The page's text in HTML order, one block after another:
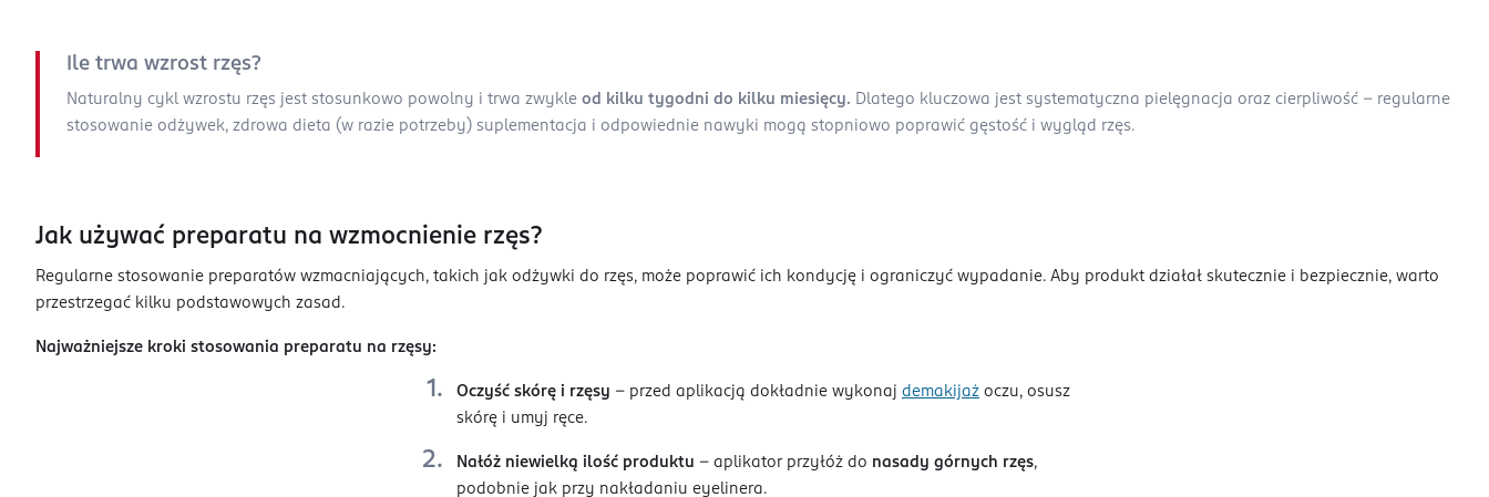
Ile trwa wzrost rzęs?
Naturalny cykl wzrostu rzęs jest stosunkowo powolny i trwa zwykle od kilku tygodni do kilku miesięcy. Dlatego kluczowa jest systematyczna pielęgnacja oraz cierpliwość – regularne
stosowanie odżywek, zdrowa dieta (w razie potrzeby) suplementacja i odpowiednie nawyki mogą stopniowo poprawić gęstość i wygląd rzęs.
Jak używać preparatu na wzmocnienie rzęs?
Regularne stosowanie preparatów wzmacniających, takich jak odżywki do rzęs, może poprawić ich kondycję i ograniczyć wypadanie. Aby produkt działał skutecznie i bezpiecznie, warto
przestrzegać kilku podstawowych zasad.
Najważniejsze kroki stosowania preparatu na rzęsy:
Oczyść skórę i rzęsy – przed aplikacją dokładnie wykonaj demakijaż oczu, osusz
skórę i umyj ręce.
Nałóż niewielką ilość produktu – aplikator przyłóż do nasady górnych rzęs,
podobnie jak przy nakładaniu eyelinera.